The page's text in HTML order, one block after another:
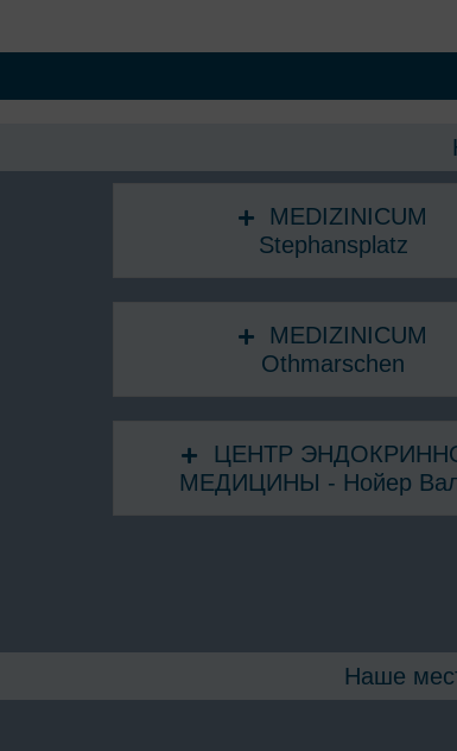
MEDIZINICUM
Stephansplatz
MEDIZINICUM
Othmarschen
ЦЕНТР
МЕДИЦИНЫ - Нойер
Наше